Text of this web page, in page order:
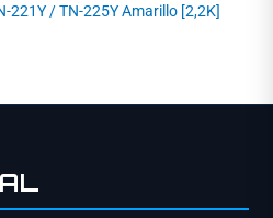
221Y / TN-225Y Amarillo [2,2K]